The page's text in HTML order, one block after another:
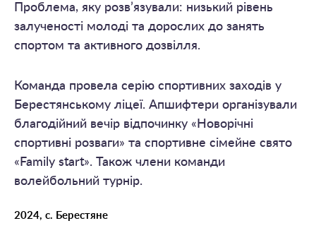
Проблема, яку розв’язували: низький рівень
залученості молоді та дорослих до занять
спортом та активного дозвілля.
Команда провела серію спортивних заходів у
Берестянському ліцеї. Апшифтери організували
благодійний вечір відпочинку «Новорічні
спортивні розваги» та спортивне сімейне свято
«Family start». Також члени команди
волейбольний турнір.
2024, с. Берестяне